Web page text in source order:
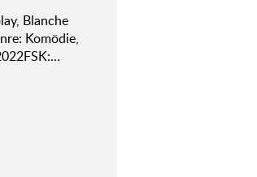
Blanche
Komödie,